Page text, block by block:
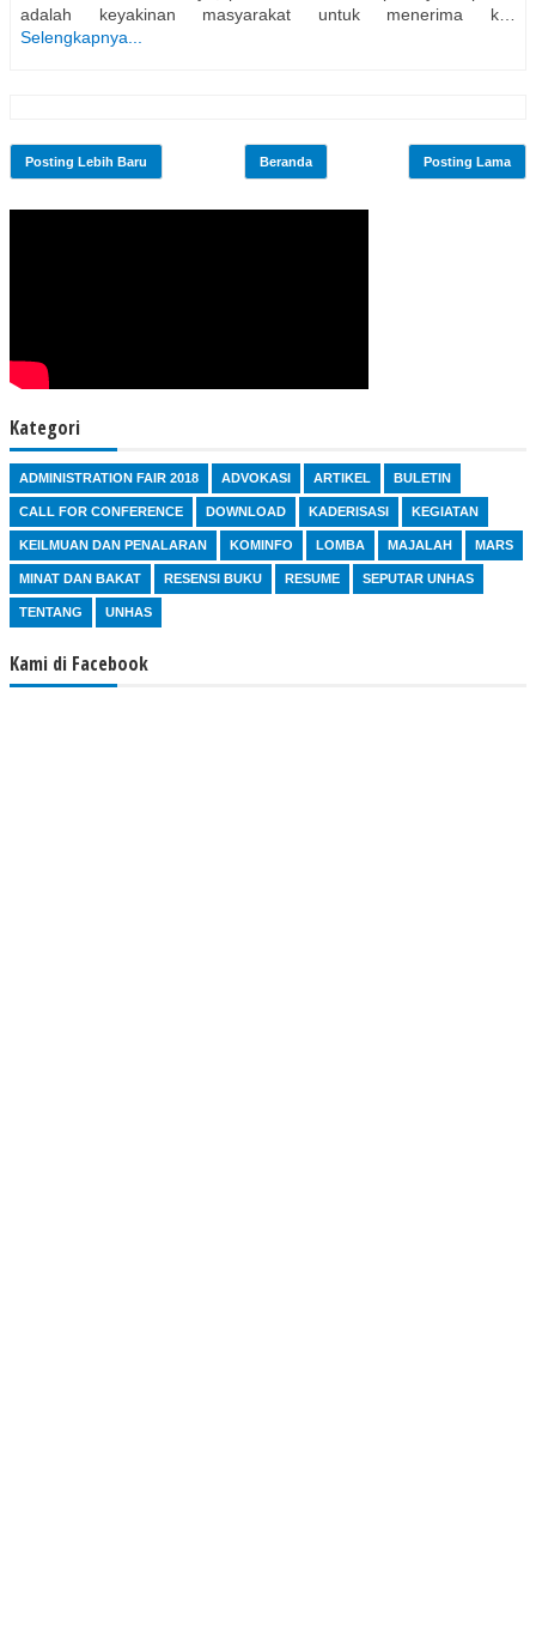
adalah keyakinan masyarakat untuk menerima k…
Selengkapnya...
Posting Lebih Baru Posting Lama
Beranda
Kategori
ADMINISTRATION FAIR 2018 ADVOKASI ARTIKEL BULETIN
CALL FOR CONFERENCE DOWNLOAD KADERISASI KEGIATAN
KEILMUAN DAN PENALARAN KOMINFO LOMBA MAJALAH MARS
MINAT DAN BAKAT RESENSI BUKU RESUME SEPUTAR UNHAS
TENTANG UNHAS
Kami di Facebook